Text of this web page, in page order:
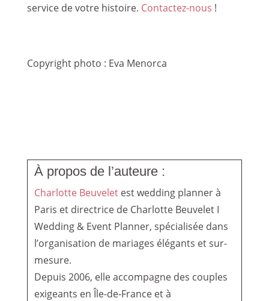
service de votre histoire. Contactez-nous !
Copyright photo : Eva Menorca
À propos de l’auteure :
Charlotte Beuvelet est wedding planner à
Paris et directrice de Charlotte Beuvelet I
Wedding & Event Planner, spécialisée dans
l’organisation de mariages élégants et sur-
mesure.
Depuis 2006, elle accompagne des couples
exigeants en Île-de-France et à